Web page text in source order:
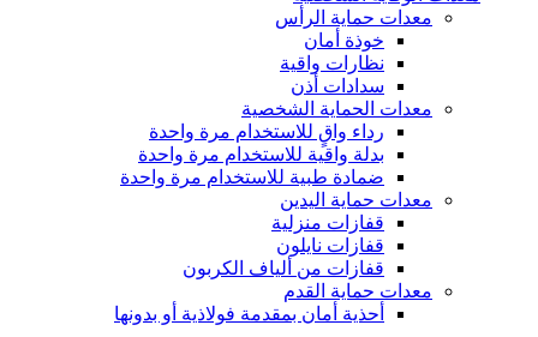
معدات حماية الرأس
خوذة أمان
نظارات واقية
سدادات أذن
معدات الحماية الشخصية
رداء واقٍ للاستخدام مرة واحدة
بدلة واقية للاستخدام مرة واحدة
ضمادة طبية للاستخدام مرة واحدة
معدات حماية اليدين
قفازات منزلية
قفازات نايلون
قفازات من ألياف الكربون
معدات حماية القدم
أحذية أمان بمقدمة فولاذية أو بدونها